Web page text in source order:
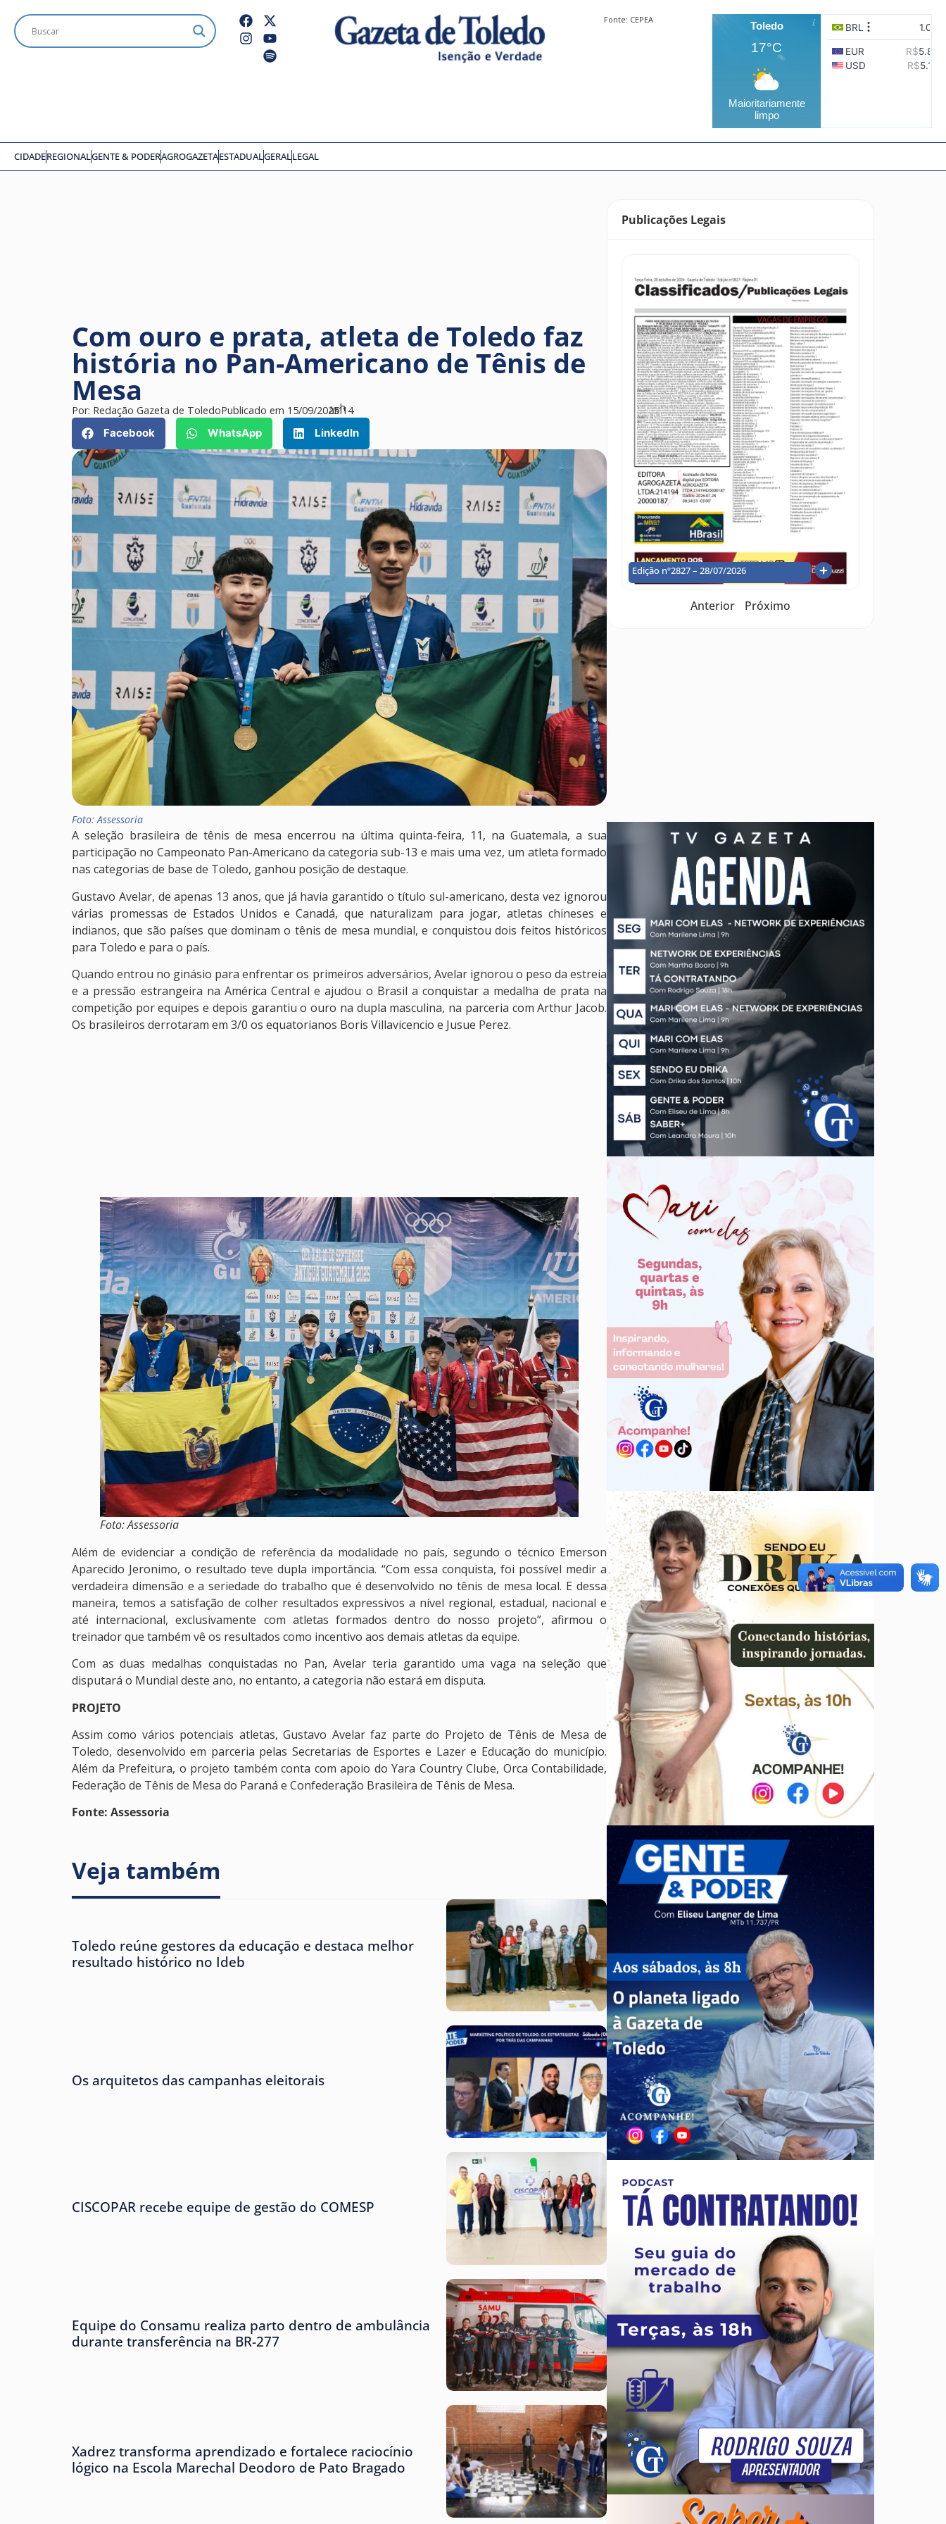
Fonte: CEPEA
Toledo
17°C
Maioritariamente
limpo
CIDADEREGIONALGENTE & PODERAGROGAZETAESTADUALGERALLEGAL
Com ouro e prata, atleta de Toledo faz
história no Pan-Americano de Tênis de
Mesa
Por: Redação Gazeta de ToledoPublicado em 15/09/2025
às14
h
11
Facebook
WhatsApp LinkedIn
Foto: Assessoria
A seleção brasileira de tênis de mesa encerrou na última quinta-feira, 11, na Guatemala, a sua
participação no Campeonato Pan-Americano da categoria sub-13 e mais uma vez, um atleta formado
nas categorias de base de Toledo, ganhou posição de destaque.
Gustavo Avelar, de apenas 13 anos, que já havia garantido o título sul-americano, desta vez ignorou
várias promessas de Estados Unidos e Canadá, que naturalizam para jogar, atletas chineses e
indianos, que são países que dominam o tênis de mesa mundial, e conquistou dois feitos históricos
para Toledo e para o país.
Quando entrou no ginásio para enfrentar os primeiros adversários, Avelar ignorou o peso da estreia
e a pressão estrangeira na América Central e ajudou o Brasil a conquistar a medalha de prata na
competição por equipes e depois garantiu o ouro na dupla masculina, na parceria com Arthur Jacob.
Os brasileiros derrotaram em 3/0 os equatorianos Boris Villavicencio e Jusue Perez.
Foto: Assessoria
Além de evidenciar a condição de referência da modalidade no país, segundo o técnico Emerson
Aparecido Jeronimo, o resultado teve dupla importância. “Com essa conquista, foi possível medir a
verdadeira dimensão e a seriedade do trabalho que é desenvolvido no tênis de mesa local. E dessa
maneira, temos a satisfação de colher resultados expressivos a nível regional, estadual, nacional e
até internacional, exclusivamente com atletas formados dentro do nosso projeto”, afirmou o
treinador que também vê os resultados como incentivo aos demais atletas da equipe.
Com as duas medalhas conquistadas no Pan, Avelar teria garantido uma vaga na seleção que
disputará o Mundial deste ano, no entanto, a categoria não estará em disputa.
PROJETO
Assim como vários potenciais atletas, Gustavo Avelar faz parte do Projeto de Tênis de Mesa de
Toledo, desenvolvido em parceria pelas Secretarias de Esportes e Lazer e Educação do município.
Além da Prefeitura, o projeto também conta com apoio do Yara Country Clube, Orca Contabilidade,
Federação de Tênis de Mesa do Paraná e Confederação Brasileira de Tênis de Mesa.
Fonte: Assessoria
Veja também
Toledo reúne gestores da educação e destaca melhor
resultado histórico no Ideb
Os arquitetos das campanhas eleitorais
CISCOPAR recebe equipe de gestão do COMESP
Equipe do Consamu realiza parto dentro de ambulância
durante transferência na BR-277
Xadrez transforma aprendizado e fortalece raciocínio
lógico na Escola Marechal Deodoro de Pato Bragado
Publicações Legais
Edição nº2827 – 28/07/2026
Anterior Próximo